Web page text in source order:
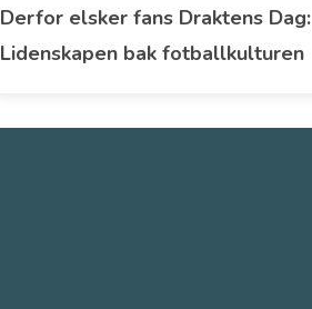
Derfor elsker fans Draktens Dag:
Lidenskapen bak fotballkulturen